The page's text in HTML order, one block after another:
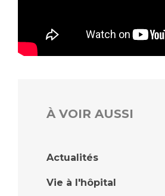
À VOIR AUSSI
Actualités
Vie à l'hôpital